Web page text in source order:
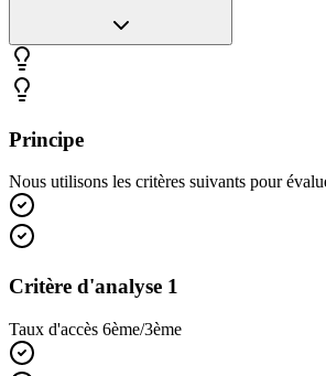
Principe
Nous utilisons les critères suivants pour
Critère d'analyse 1
Taux d'accès 6ème/3ème